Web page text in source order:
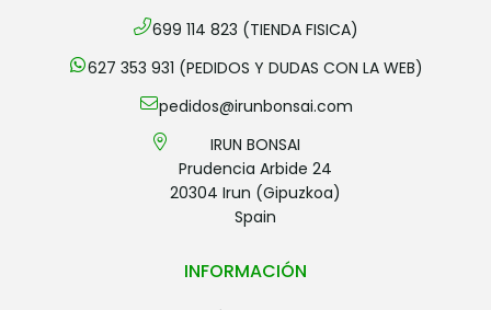
699 114 823 (TIENDA FISICA)
627 353 931 (PEDIDOS Y DUDAS CON LA WEB)
pedidos@irunbonsai.com
IRUN BONSAI
Prudencia Arbide 24
20304 Irun (Gipuzkoa)
Spain
INFORMACIÓN